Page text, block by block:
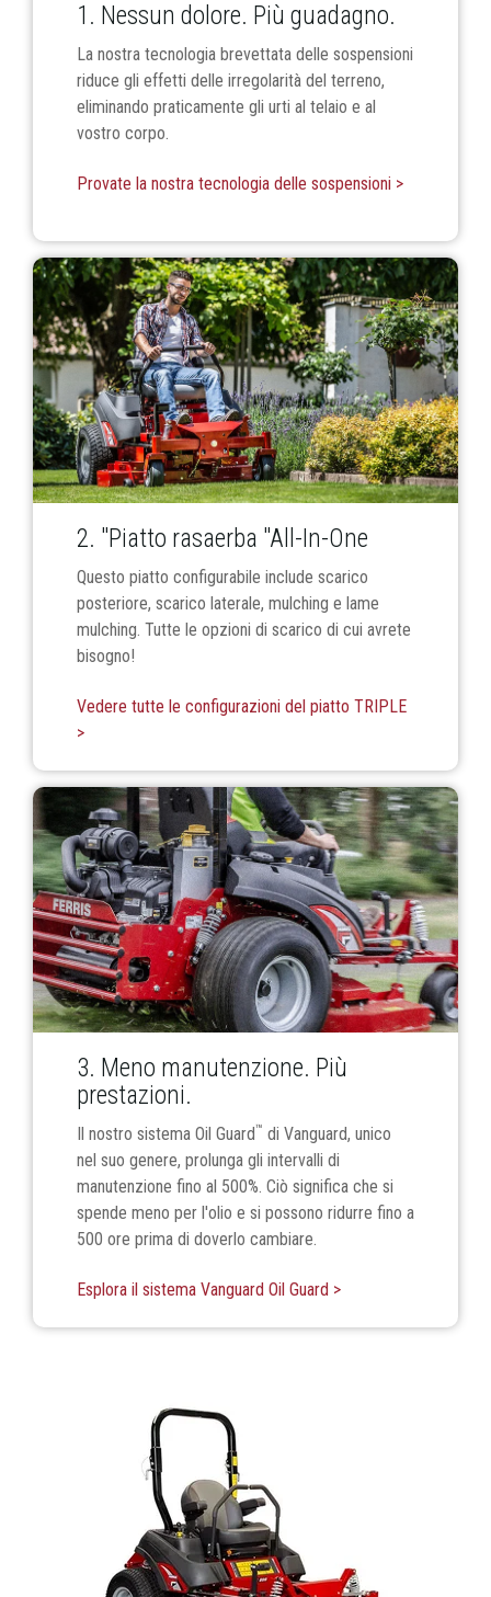
1. Nessun dolore. Più guadagno.
La nostra tecnologia brevettata delle sospensioni
riduce gli effetti delle irregolarità del terreno,
eliminando praticamente gli urti al telaio e al
vostro corpo.
Provate la nostra tecnologia delle sospensioni >
2. "Piatto rasaerba "All-In-One
Questo piatto configurabile include scarico
posteriore, scarico laterale, mulching e lame
mulching. Tutte le opzioni di scarico di cui avrete
bisogno!
Vedere tutte le configurazioni del piatto TRIPLE
>
3. Meno manutenzione. Più
prestazioni.
Il nostro sistema Oil Guard™ di Vanguard, unico
nel suo genere, prolunga gli intervalli di
manutenzione fino al 500%. Ciò significa che si
spende meno per l'olio e si possono ridurre fino a
500 ore prima di doverlo cambiare.
Esplora il sistema Vanguard Oil Guard >